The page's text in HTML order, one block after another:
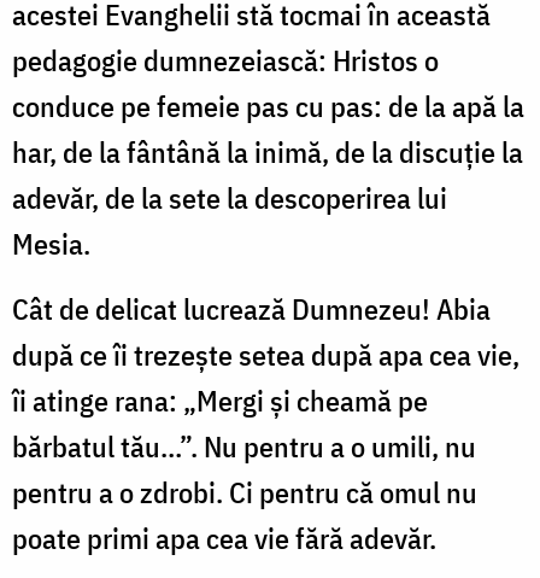
acestei Evanghelii stă tocmai în această
pedagogie dumnezeiască: Hristos o
conduce pe femeie pas cu pas: de la apă la
har, de la fântână la inimă, de la discuție la
adevăr, de la sete la descoperirea lui
Mesia.
Cât de delicat lucrează Dumnezeu! Abia
după ce îi trezește setea după apa cea vie,
îi atinge rana: „Mergi și cheamă pe
bărbatul tău…”. Nu pentru a o umili, nu
pentru a o zdrobi. Ci pentru că omul nu
poate primi apa cea vie fără adevăr.